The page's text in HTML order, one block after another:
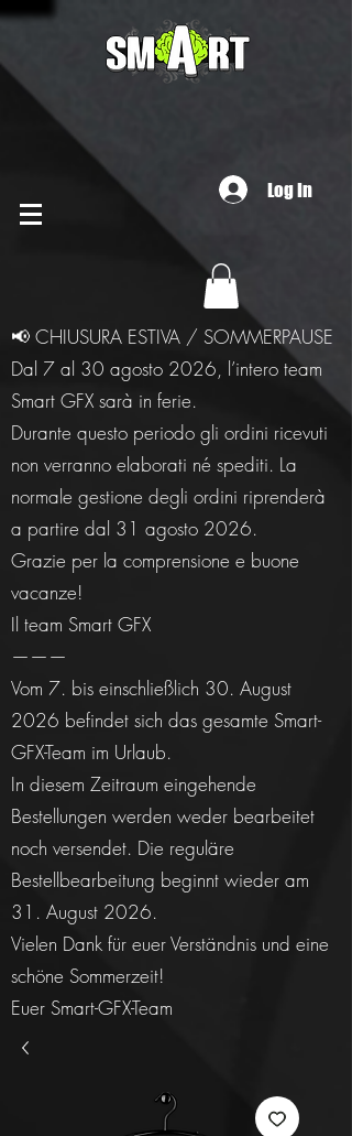
Log In
📢 CHIUSURA ESTIVA / SOMMERPAUSE
Dal 7 al 30 agosto 2026, l’intero team
Smart GFX sarà in ferie.
Durante questo periodo gli ordini ricevuti
non verranno elaborati né spediti. La
normale gestione degli ordini riprenderà
a partire dal 31 agosto 2026.
Grazie per la comprensione e buone
vacanze!
Il team Smart GFX
———
Vom 7. bis einschließlich 30. August
2026 befindet sich das gesamte Smart-
GFX-Team im Urlaub.
In diesem Zeitraum eingehende
Bestellungen werden weder bearbeitet
noch versendet. Die reguläre
Bestellbearbeitung beginnt wieder am
31. August 2026.
Vielen Dank für euer Verständnis und eine
schöne Sommerzeit!
Euer Smart-GFX-Team